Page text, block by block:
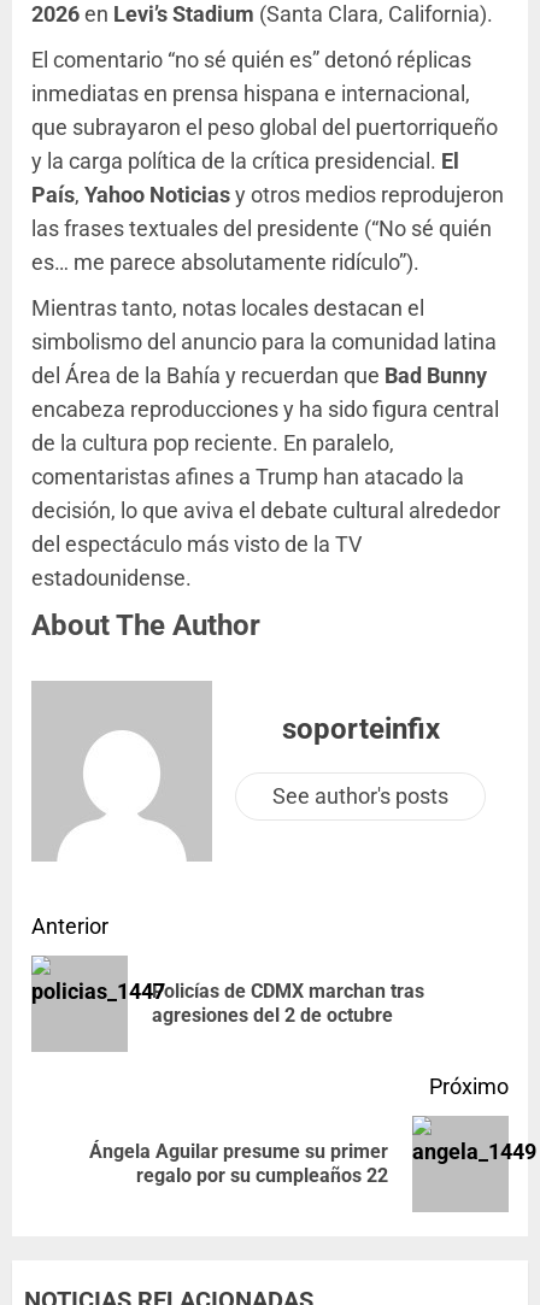
2026en Levi’s Stadium (Santa Clara, California).
El comentario “no sé quién es” detonó réplicas
inmediatas en prensa hispana e internacional,
que subrayaron el peso global del puertorriqueño
y la carga política de la crítica presidencial. El
País, Yahoo Noticiasy otros medios reprodujeron
las frases textuales del presidente (“No sé quién
es… me parece absolutamente ridículo”).
Mientras tanto, notas locales destacan el
simbolismo del anuncio para la comunidad latina
del Área de la Bahía y recuerdan que Bad Bunny
encabeza reproducciones y ha sido figura central
de la cultura pop reciente. En paralelo,
comentaristas afines a Trump han atacado la
decisión, lo que aviva el debate cultural alrededor
del espectáculo más visto de la TV
estadounidense.
About The Author
soporteinfix
See author's posts
Anterior
Policías de CDMX marchan tras
agresiones del 2 de octubre
Próximo
Ángela Aguilar presume su primer
regalo por su cumpleaños 22